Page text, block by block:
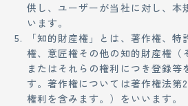
供し、ユーザーが当社に対し、本
います。
「知的財産権」とは、著作権、
権、意匠権その他の知的財産権（
またはそれらの権利につき登録等
す。著作権については著作権法第
権利を含みます。）をいいます。